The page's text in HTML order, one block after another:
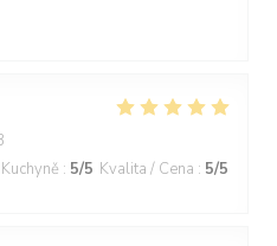
Kuchyně : 5/5 Kvalita / Cena : 5/5